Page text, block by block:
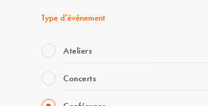
Type d’événement
Ateliers
Concerts